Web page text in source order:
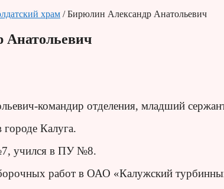
храм / Бирюлин Александр Анатольевич
Анатольевич
командир отделения, младший
Калуга.
учился в ПУ №8.
работ в ОАО «Калужский